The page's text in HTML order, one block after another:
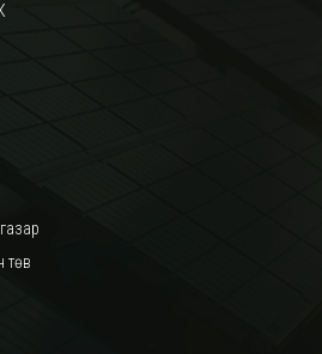
төв